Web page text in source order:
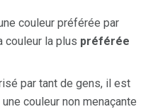
couleur préférée par
couleur la plus préférée
par tant de gens, il est
couleur non menaçante